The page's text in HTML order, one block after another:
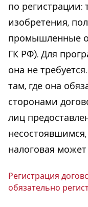
по регистрации:
изобретения,
промышленные
ГК РФ). Для
она не
там, где она
сторонами
лиц
налоговая
Ре­ги­стра­ция
обя­за­тель­но